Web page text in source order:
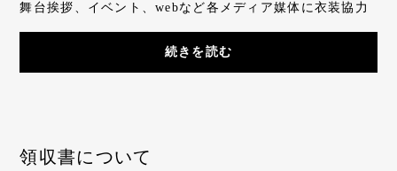
舞台挨拶、イベント、webなど各メディア媒体に衣装協力
を行っております。（2022.8月現在）原則クレ...
続きを読む
領収書について